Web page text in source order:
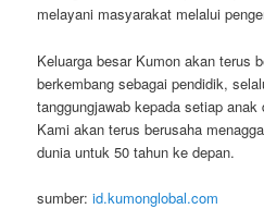
melayani masyarakat melalui
Keluarga besar Kumon akan terus
berkembang sebagai pendidik,
tanggungjawab kepada setiap
Kami akan terus berusaha
dunia untuk 50 tahun ke depan.
sumber: id.kumonglobal.com